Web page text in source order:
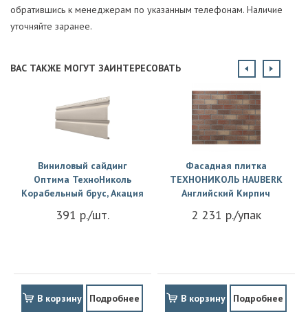
обратившись к менеджерам по указанным телефонам. Наличие
уточняйте заранее.
ВАС ТАКЖЕ МОГУТ ЗАИНТЕРЕСОВАТЬ
Виниловый сайдинг
Оптима ТехноНиколь
Корабельный брус, Акация
391 р./шт.
В корзину Подробнее
Фасадная плитка
ТЕХНОНИКОЛЬ HAUBERK
Английский Кирпич
2 231 р./упак
В корзину Подробнее